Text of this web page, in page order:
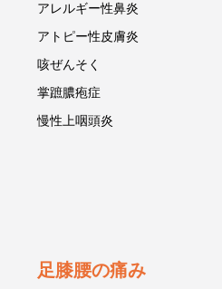
アレルギー性鼻炎
アトピー性皮膚炎
咳ぜんそく
掌蹠膿疱症
慢性上咽頭炎
足膝腰の痛み